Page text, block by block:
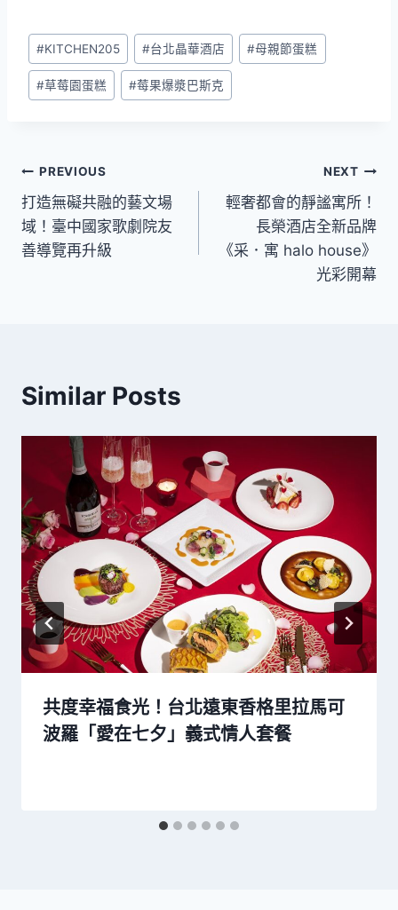
Post
Tags:
#KITCHEN205 #台北晶華酒店 #母親節蛋糕
#草莓園蛋糕 #莓果爆漿巴斯克
文
章
導
PREVIOUS
打造無礙共融的藝文場
域！臺中國家歌劇院友
善導覽再升級
NEXT
輕奢都會的靜謐寓所！
長榮酒店全新品牌
《采．寓 halo house》
光彩開幕
Similar Posts
共度幸福食光！台北遠東香格里拉馬可
波羅「愛在七夕」義式情人套餐